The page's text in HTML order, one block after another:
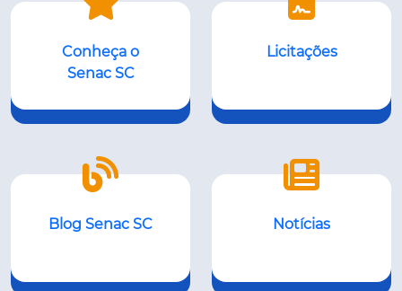
Conheça o
Senac SC
Licitações
Blog Senac SC Notícias